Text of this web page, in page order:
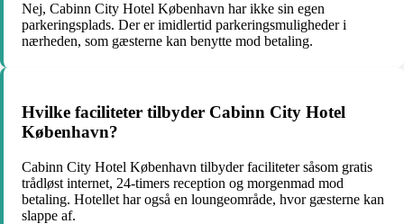
Nej, Cabinn City Hotel København har ikke sin egen
parkeringsplads. Der er imidlertid parkeringsmuligheder i
nærheden, som gæsterne kan benytte mod betaling.
Hvilke faciliteter tilbyder Cabinn City Hotel
København?
Cabinn City Hotel København tilbyder faciliteter såsom gratis
trådløst internet, 24-timers reception og morgenmad mod
betaling. Hotellet har også en loungeområde, hvor gæsterne kan
slappe af.